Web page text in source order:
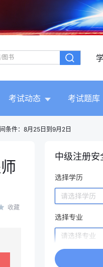
考试动态 考试题库
条件：8月25日到9月2日
收藏
中级注册安